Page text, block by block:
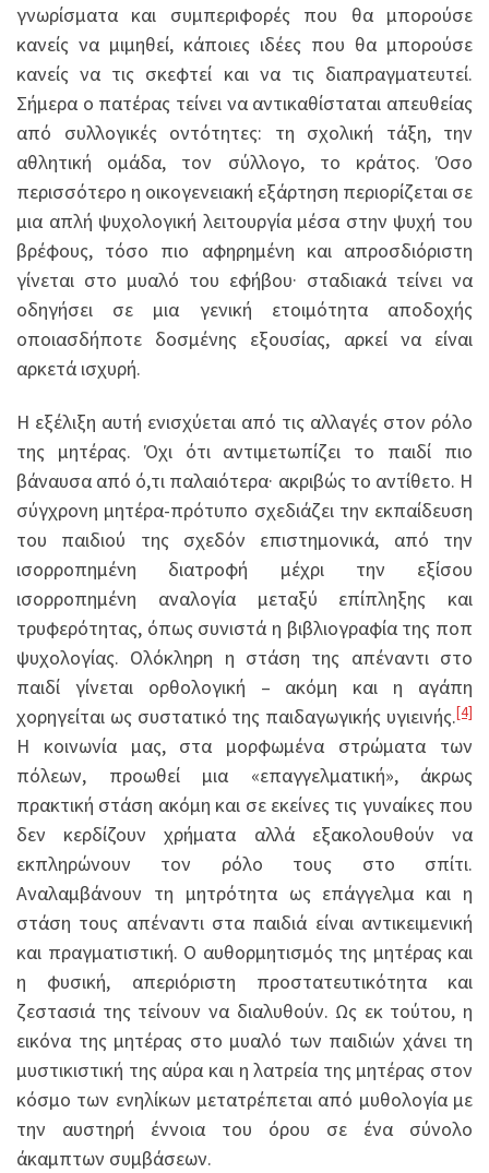
γνωρίσματα και συμπεριφορές που θα μπορούσε
κανείς να μιμηθεί, κάποιες ιδέες που θα μπορούσε
κανείς να τις σκεφτεί και να τις διαπραγματευτεί.
Σήμερα ο πατέρας τείνει να αντικαθίσταται απευθείας
από συλλογικές οντότητες: τη σχολική τάξη, την
αθλητική ομάδα, τον σύλλογο, το κράτος. Όσο
περισσότερο η οικογενειακή εξάρτηση περιορίζεται σε
μια απλή ψυχολογική λειτουργία μέσα στην ψυχή του
βρέφους, τόσο πιο αφηρημένη και απροσδιόριστη
γίνεται στο μυαλό του εφήβου· σταδιακά τείνει να
οδηγήσει σε μια γενική ετοιμότητα αποδοχής
οποιασδήποτε δοσμένης εξουσίας, αρκεί να είναι
αρκετά ισχυρή.
Η εξέλιξη αυτή ενισχύεται από τις αλλαγές στον ρόλο
της μητέρας. Όχι ότι αντιμετωπίζει το παιδί πιο
βάναυσα από ό,τι παλαιότερα· ακριβώς το αντίθετο. Η
σύγχρονη μητέρα-πρότυπο σχεδιάζει την εκπαίδευση
του παιδιού της σχεδόν επιστημονικά, από την
ισορροπημένη διατροφή μέχρι την εξίσου
ισορροπημένη αναλογία μεταξύ επίπληξης και
τρυφερότητας, όπως συνιστά η βιβλιογραφία της ποπ
ψυχολογίας. Ολόκληρη η στάση της απέναντι στο
παιδί γίνεται ορθολογική – ακόμη και η αγάπη
χορηγείται ως συστατικό της παιδαγωγικής υγιεινής.[4]
Η κοινωνία μας, στα μορφωμένα στρώματα των
πόλεων, προωθεί μια «επαγγελματική», άκρως
πρακτική στάση ακόμη και σε εκείνες τις γυναίκες που
δεν κερδίζουν χρήματα αλλά εξακολουθούν να
εκπληρώνουν τον ρόλο τους στο σπίτι.
Αναλαμβάνουν τη μητρότητα ως επάγγελμα και η
στάση τους απέναντι στα παιδιά είναι αντικειμενική
και πραγματιστική. Ο αυθορμητισμός της μητέρας και
η φυσική, απεριόριστη προστατευτικότητα και
ζεστασιά της τείνουν να διαλυθούν. Ως εκ τούτου, η
εικόνα της μητέρας στο μυαλό των παιδιών χάνει τη
μυστικιστική της αύρα και η λατρεία της μητέρας στον
κόσμο των ενηλίκων μετατρέπεται από μυθολογία με
την αυστηρή έννοια του όρου σε ένα σύνολο
άκαμπτων συμβάσεων.